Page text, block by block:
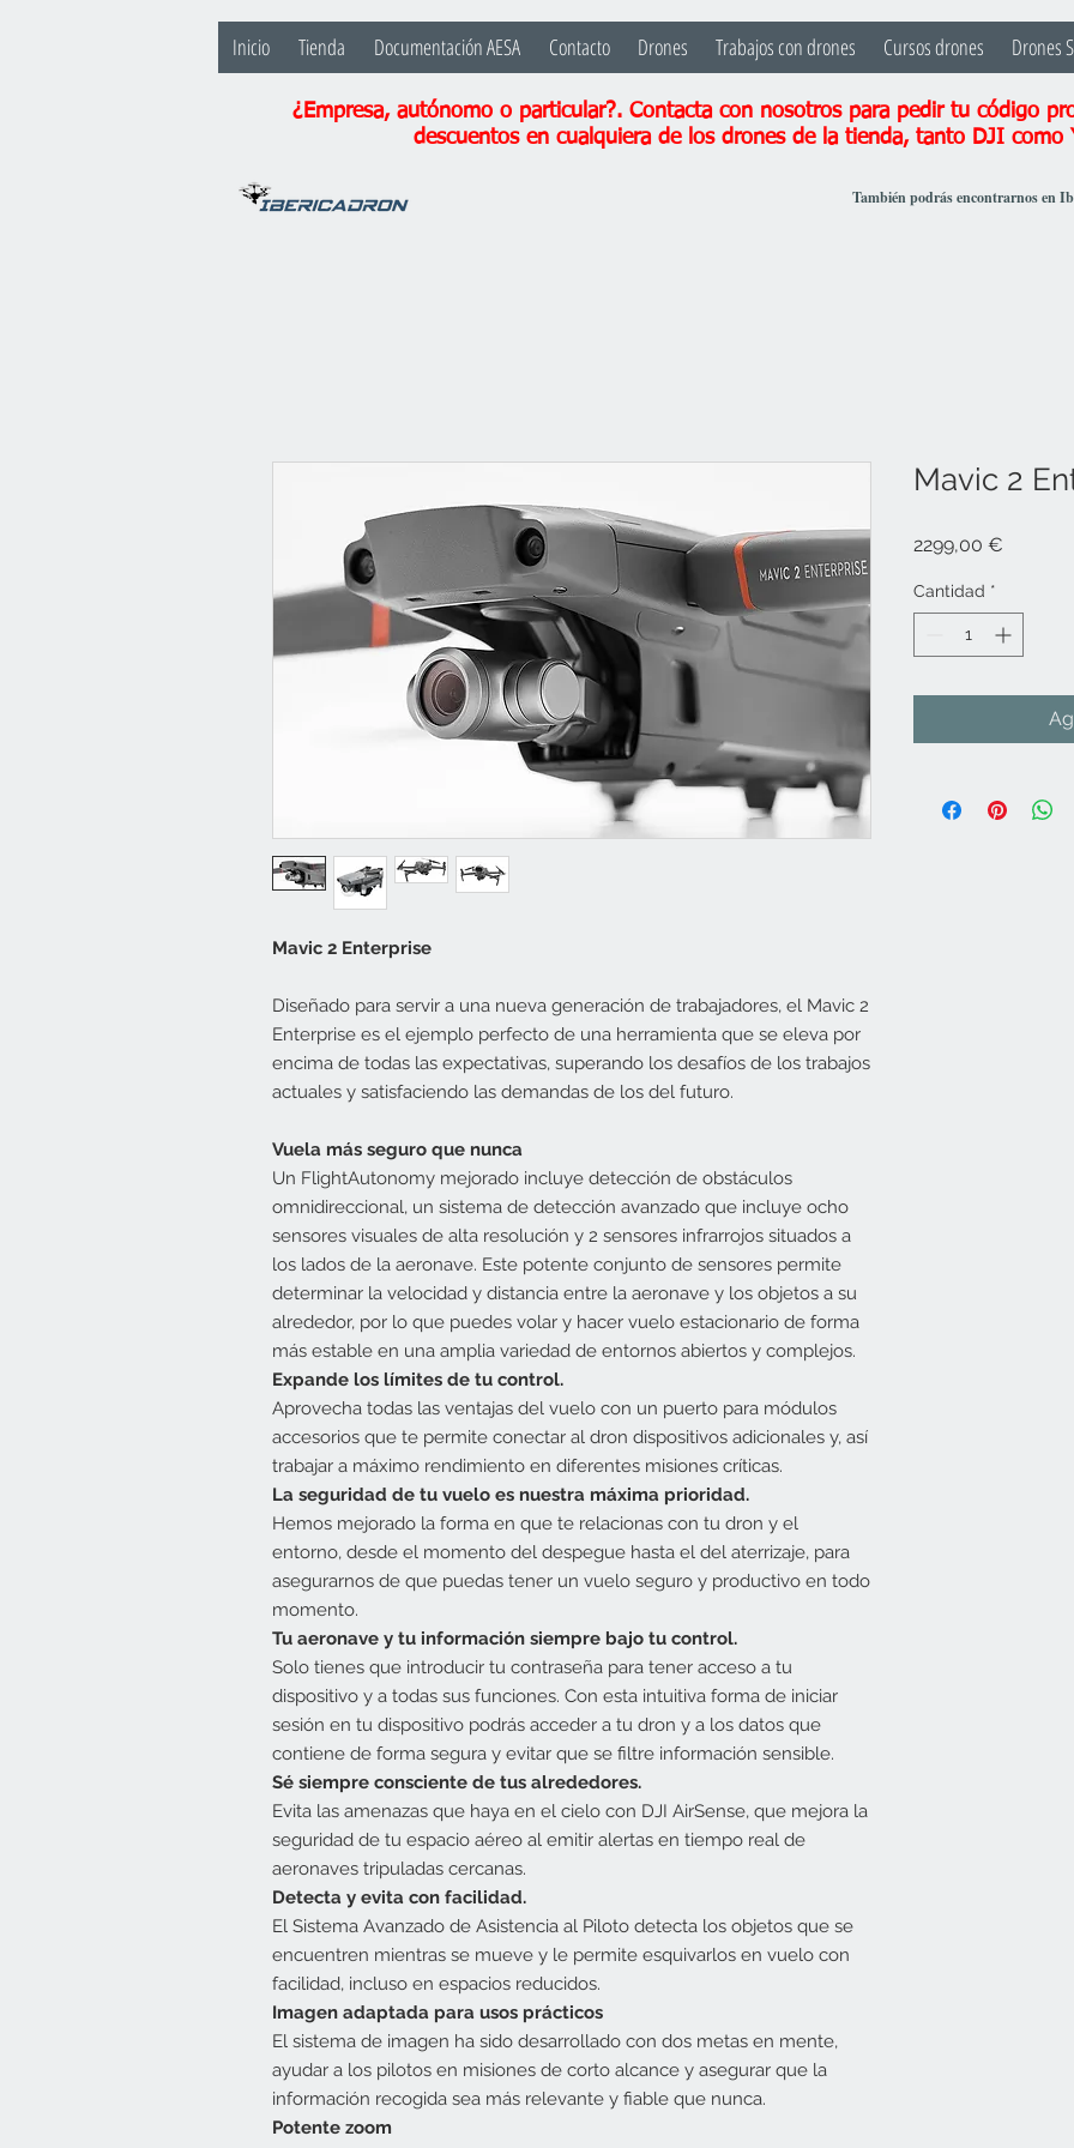
Inicio Tienda Documentación AESA Contacto Drones Trabajos con drones Cursos drones Drones
¿Empresa, autónomo o particular?. Contacta con nosotros para pedir tu código
descuentos en cualquiera de los drones de la tienda, tanto DJI como
También podrás encontrarnos en
Mavic 2 Enterprise
Diseñado para servir a una nueva generación de trabajadores, el Mavic 2
Enterprise es el ejemplo perfecto de una herramienta que se eleva por
encima de todas las expectativas, superando los desafíos de los trabajos
actuales y satisfaciendo las demandas de los del futuro.
Vuela más seguro que nunca
Un FlightAutonomy mejorado incluye detección de obstáculos
omnidireccional, un sistema de detección avanzado que incluye ocho
sensores visuales de alta resolución y 2 sensores infrarrojos situados a
los lados de la aeronave. Este potente conjunto de sensores permite
determinar la velocidad y distancia entre la aeronave y los objetos a su
alrededor, por lo que puedes volar y hacer vuelo estacionario de forma
más estable en una amplia variedad de entornos abiertos y complejos.
Expande los límites de tu control.
Aprovecha todas las ventajas del vuelo con un puerto para módulos
accesorios que te permite conectar al dron dispositivos adicionales y, así
trabajar a máximo rendimiento en diferentes misiones críticas.
La seguridad de tu vuelo es nuestra máxima prioridad.
Hemos mejorado la forma en que te relacionas con tu dron y el
entorno, desde el momento del despegue hasta el del aterrizaje, para
asegurarnos de que puedas tener un vuelo seguro y productivo en todo
momento.
Tu aeronave y tu información siempre bajo tu control.
Solo tienes que introducir tu contraseña para tener acceso a tu
dispositivo y a todas sus funciones. Con esta intuitiva forma de iniciar
sesión en tu dispositivo podrás acceder a tu dron y a los datos que
contiene de forma segura y evitar que se filtre información sensible.
Sé siempre consciente de tus alrededores.
Evita las amenazas que haya en el cielo con DJI AirSense, que mejora la
seguridad de tu espacio aéreo al emitir alertas en tiempo real de
aeronaves tripuladas cercanas.
Detecta y evita con facilidad.
El Sistema Avanzado de Asistencia al Piloto detecta los objetos que se
encuentren mientras se mueve y le permite esquivarlos en vuelo con
facilidad, incluso en espacios reducidos.
Imagen adaptada para usos prácticos
El sistema de imagen ha sido desarrollado con dos metas en mente,
ayudar a los pilotos en misiones de corto alcance y asegurar que la
información recogida sea más relevante y fiable que nunca.
Potente zoom
Mavic 2
2299,00 €
Cantidad *